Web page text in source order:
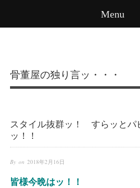
Menu
骨董屋の独り言ッ・・・
スタイル抜群ッ！ すらッとパ
ッ！！
By on 2018年2月16日
皆様今晩はッ！！